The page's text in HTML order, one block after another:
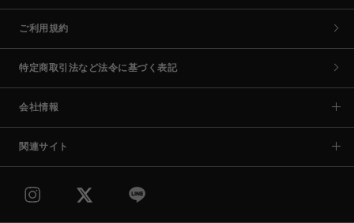
ご利用規約
特定商取引法など法令に基づく表記
会社情報
関連サイト